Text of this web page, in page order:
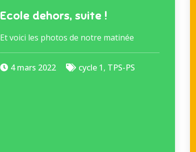
Ecole dehors, suite !
Et voici les photos de notre matinée
4 mars 2022 cycle 1, TPS-PS